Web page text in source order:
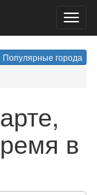
Популярные города
в